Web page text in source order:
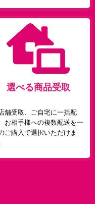
選べる商品受取
舗受取、ご自宅に一括配
お相手様への複数配送を一
ご購入で選択いただけま